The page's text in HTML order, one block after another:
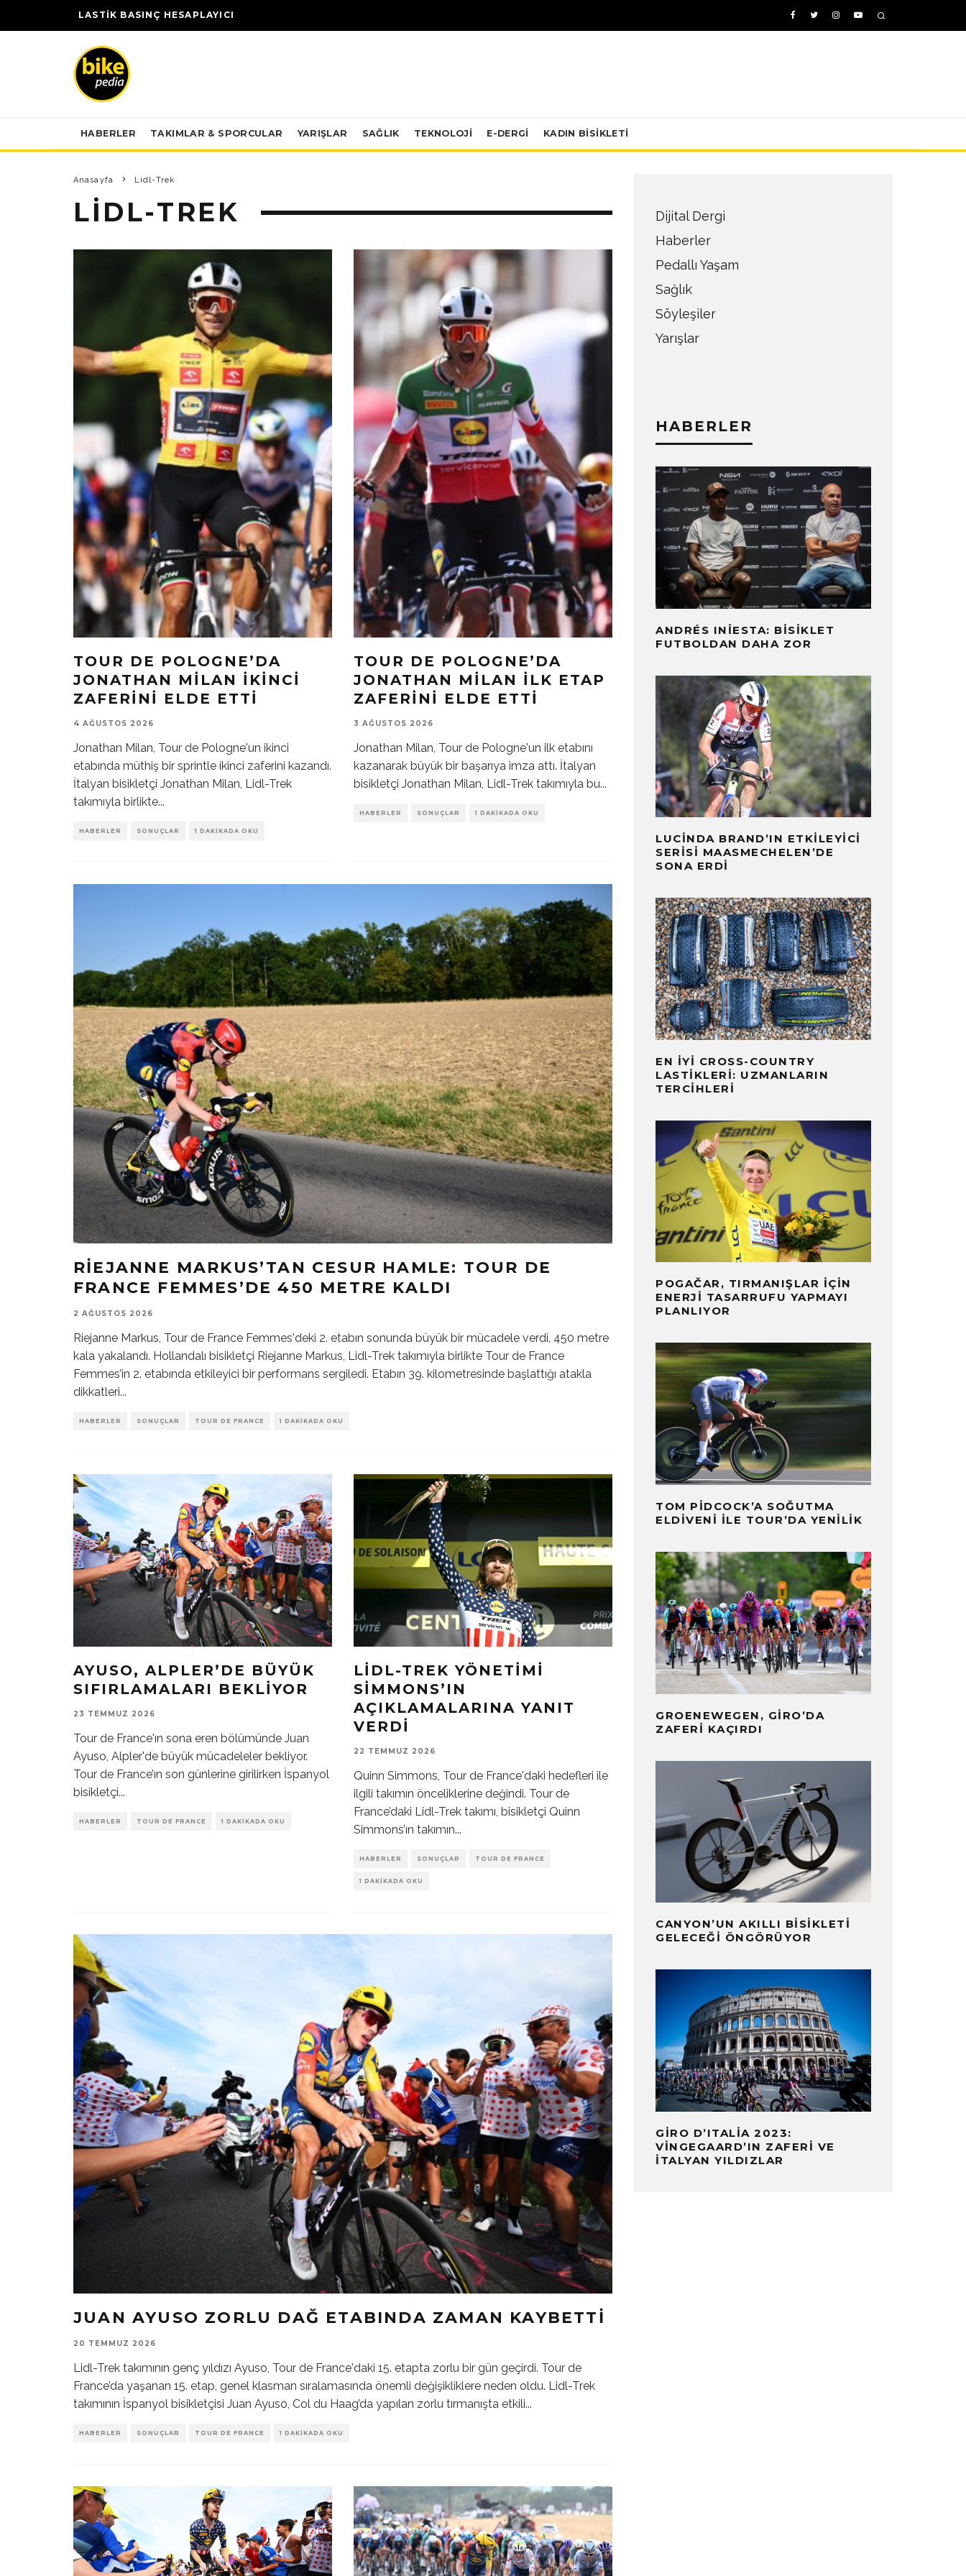
LASTİK BASINÇ HESAPLAYICI
HABERLER TAKIMLAR & SPORCULAR YARIŞLAR SAĞLIK TEKNOLOJI E-DERGİ KADIN BISIKLETI
Anasayfa Lidl-Trek
LIDL-TREK
TOUR DE POLOGNE’DA
JONATHAN MILAN İKINCI
ZAFERINI ELDE ETTI
4 AĞUSTOS 2026
Jonathan Milan, Tour de Pologne'un ikinci
etabında müthiş bir sprintle ikinci zaferini kazandı.
İtalyan bisikletçi Jonathan Milan, Lidl-Trek
takımıyla birlikte...
HABERLER SONUÇLAR 1 DAKIKADA OKU
TOUR DE POLOGNE’DA
JONATHAN MILAN İLK ETAP
ZAFERINI ELDE ETTI
3 AĞUSTOS 2026
Jonathan Milan, Tour de Pologne'un ilk etabını
kazanarak büyük bir başarıya imza attı. İtalyan
bisikletçi Jonathan Milan, Lidl-Trek takımıyla bu...
HABERLER SONUÇLAR 1 DAKIKADA OKU
RIEJANNE MARKUS’TAN CESUR HAMLE: TOUR DE
FRANCE FEMMES’DE 450 METRE KALDI
2 AĞUSTOS 2026
Riejanne Markus, Tour de France Femmes'deki 2. etabın sonunda büyük bir mücadele verdi, 450 metre
kala yakalandı. Hollandalı bisikletçi Riejanne Markus, Lidl-Trek takımıyla birlikte Tour de France
Femmes’in 2. etabında etkileyici bir performans sergiledi. Etabın 39. kilometresinde başlattığı atakla
dikkatleri...
HABERLER SONUÇLAR TOUR DE FRANCE 1 DAKIKADA OKU
AYUSO, ALPLER’DE BÜYÜK
SIFIRLAMALARI BEKLIYOR
23 TEMMUZ 2026
Tour de France'ın sona eren bölümünde Juan
Ayuso, Alpler'de büyük mücadeleler bekliyor.
Tour de France’ın son günlerine girilirken İspanyol
bisikletçi...
HABERLER TOUR DE FRANCE 1 DAKIKADA OKU
LIDL-TREK YÖNETIMI
SIMMONS’IN
AÇIKLAMALARINA YANIT
VERDI
22 TEMMUZ 2026
Quinn Simmons, Tour de France'daki hedefleri ile
ilgili takımın önceliklerine değindi. Tour de
France’daki Lidl-Trek takımı, bisikletçi Quinn
Simmons’ın takımın...
HABERLER SONUÇLAR TOUR DE FRANCE
1 DAKIKADA OKU
JUAN AYUSO ZORLU DAĞ ETABINDA ZAMAN KAYBETTI
20 TEMMUZ 2026
Lidl-Trek takımının genç yıldızı Ayuso, Tour de France'daki 15. etapta zorlu bir gün geçirdi. Tour de
France’da yaşanan 15. etap, genel klasman sıralamasında önemli değişikliklere neden oldu. Lidl-Trek
takımının İspanyol bisikletçisi Juan Ayuso, Col du Haag’da yapılan zorlu tırmanışta etkili...
HABERLER SONUÇLAR TOUR DE FRANCE 1 DAKIKADA OKU
Dijital Dergi
Haberler
Pedallı Yaşam
Sağlık
Söyleşiler
Yarışlar
HABERLER
ANDRÉS INIESTA: BISIKLET
FUTBOLDAN DAHA ZOR
LUCINDA BRAND’IN ETKILEYICI
SERISI MAASMECHELEN’DE
SONA ERDI
EN İYI CROSS-COUNTRY
LASTIKLERI: UZMANLARIN
TERCIHLERI
POGAČAR, TIRMANIŞLAR İÇIN
ENERJI TASARRUFU YAPMAYI
PLANLIYOR
TOM PIDCOCK’A SOĞUTMA
ELDIVENI ILE TOUR’DA YENILIK
GROENEWEGEN, GIRO’DA
ZAFERI KAÇIRDI
CANYON’UN AKILLI BISIKLETI
GELECEĞI ÖNGÖRÜYOR
GIRO D’ITALIA 2023:
VINGEGAARD’IN ZAFERI VE
İTALYAN YILDIZLAR